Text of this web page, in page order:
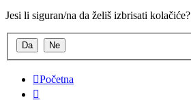
Jesi li siguran/na da želiš izbrisati kolačiće?
Početna